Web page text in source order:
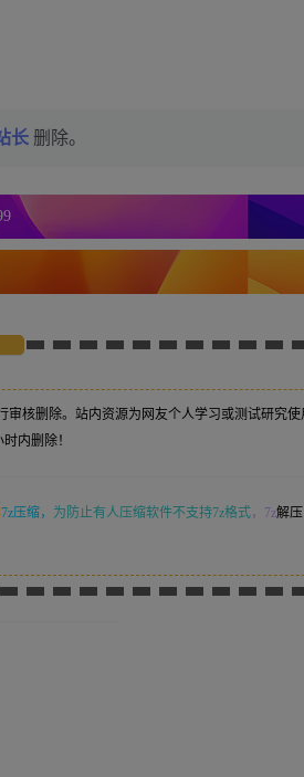
长 删除。
审核删除。站内资源为网友个人学习或测试研究使
内删除！
7z压缩， 为防止有人压缩软件不支持7z格式，7z解